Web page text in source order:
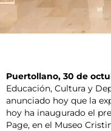
Puertollano, 30 de
Educación, Cultura y
anunciado hoy que la
hoy ha inaugurado el
Page, en el Museo